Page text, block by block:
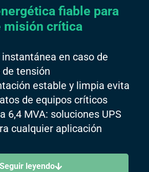
fiable para
misión crítica
en caso de
de tensión
estable y limpia evita
de equipos críticos
6,4 MVA: soluciones UPS
cualquier aplicación
Seguir leyendo